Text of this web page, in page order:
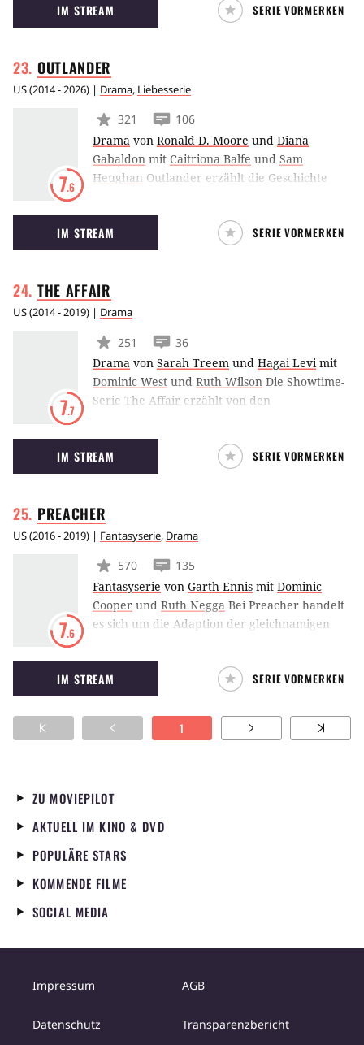
Wirkung bleibt nicht ohne Folge: Er wird zum
Anführer des legendären Sklavenaufstands
Gegner des römischen Imperiums.
IM STREAM SERIE VORMERKEN
OUTLANDER
US(2014 - 2026) | Drama, Liebesserie
7.6
321
106
Drama von Ronald D. Moore und Diana
Gabaldon mit Caitriona Balfe und Sam
Heughan Outlander erzählt die Geschichte
im Zweiten Weltkrieg. Plötzlich findet sich
Claire jedoch im Jahre 1743 wieder. Dort lernt
sie den jungen, schottischen Krieger Jamie
zwischen der Liebe in zwei Welten.
IM STREAM SERIE VORMERKEN
THE AFFAIR
US(2014 - 2019) | Drama
7.7
251
36
Drama von Sarah Treem und Hagai Levimit
Dominic West und Ruth Wilson Die Showtime-
Serie The Affair erzählt von den
zwischen einer verheirateten Kellnerin in
einem Diner und einem Lehrer, der seinen
Sommer bei seinen Schwiegereltern
IM STREAM SERIE VORMERKEN
PREACHER
US(2016 - 2019) | Fantasyserie, Drama
7.6
570
135
Fantasyserie von Garth Ennis mit Dominic
Cooper und Ruth Negga Bei Preacher handelt
es sich um die Adaption der gleichnamigen
Zeichner Steve Dillon. Im Mittelpunkt der
Geschichte befindet sich Jesse Custer, ein
zweifelnder Priester, der seinem früheren
Leben den Rücken gekehrt hat. Jetzt erlebt er
mit seiner Ex-Freundin Tulip sowie dem
und andere Kreaturen.
IM STREAM SERIE VORMERKEN
1
ZU MOVIEPILOT
AKTUELL IM KINO & DVD
POPULÄRE STARS
KOMMENDE FILME
SOCIAL MEDIA
Impressum AGB
Datenschutz Transparenzbericht